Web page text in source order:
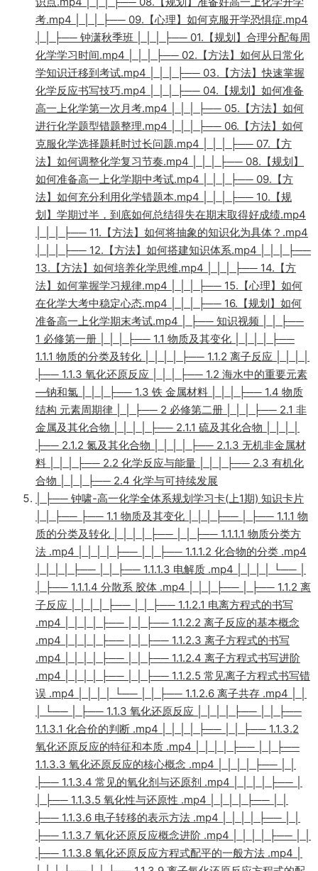
考.mp4 │ │ │ ├── 09.【心理】如何克服开学恐惧症.mp4
│ │ ├── 钟潇秋季班 │ │ │ ├── 01.【规划】合理分配每周
化学学习时间.mp4 │ │ │ ├── 02.【方法】如何从日常化
学知识迁移到考试.mp4 │ │ │ ├── 03.【方法】快速掌握
化学反应书写技巧.mp4 │ │ │ ├── 04.【规划】如何准备
高一上化学第一次月考.mp4 │ │ │ ├── 05.【方法】如何
进行化学题型错题整理.mp4 │ │ │ ├── 06.【方法】如何
克服化学选择题耗时过长问题.mp4 │ │ │ ├── 07.【方
法】如何调整化学复习节奏.mp4 │ │ │ ├── 08.【规划】
如何准备高一上化学期中考试.mp4 │ │ │ ├── 09.【方
法】如何充分利用化学错题本.mp4 │ │ │ ├── 10.【规
划】学期过半，到底如何总结得失在期末取得好成绩.mp4
│ │ │ ├── 11.【方法】如何将抽象的知识化为具体？.mp4
│ │ │ ├── 12.【方法】如何搭建知识体系.mp4 │ │ │ ├──
13.【方法】如何培养化学思维.mp4 │ │ │ ├── 14.【方
法】如何掌握学习规律.mp4 │ │ │ ├── 15.【心理】如何
在化学大考中稳定心态.mp4 │ │ │ ├── 16.【规划】如何
准备高一上化学期末考试.mp4 │ ├── 知识视频 │ │ ├──
1 必修第一册 │ │ │ ├── 1.1 物质及其变化 │ │ │ │ ├──
1.1.1 物质的分类及转化 │ │ │ │ ├── 1.1.2 离子反应 │ │ │ │
├── 1.1.3 氧化还原反应 │ │ │ ├── 1.2 海水中的重要元素
—钠和氯 │ │ │ ├── 1.3 铁 金属材料 │ │ │ ├── 1.4 物质
结构 元素周期律 │ │ ├── 2 必修第二册 │ │ │ ├── 2.1 非
金属及其化合物 │ │ │ │ ├── 2.1.1 硫及其化合物 │ │ │ │
├── 2.1.2 氮及其化合物 │ │ │ │ ├── 2.1.3 无机非金属材
料 │ │ │ ├── 2.2 化学反应与能量 │ │ │ ├── 2.3 有机化
合物 │ │ │ ├── 2.4 化学与可持续发展
│ ├── 钟啸-高一化学全体系规划学习卡(上1期) 知识卡片
│ │ ├── ├── 1.1 物质及其变化 │ │ │ ├── │ ├── 1.1.1 物
质的分类及转化 │ │ │ │ ├── │ │ ├── 1.1.1.1 物质分类方
法 .mp4 │ │ │ │ ├── │ │ ├── 1.1.1.2 化合物的分类 .mp4
│ │ │ │ ├── │ │ ├── 1.1.1.3 电解质 .mp4 │ │ │ │ └── │
│ ├── 1.1.1.4 分散系 胶体 .mp4 │ │ │ ├── │ ├── 1.1.2 离
子反应 │ │ │ │ ├── │ │ ├── 1.1.2.1 电离方程式的书写
.mp4 │ │ │ │ ├── │ │ ├── 1.1.2.2 离子反应的基本概念
.mp4 │ │ │ │ ├── │ │ ├── 1.1.2.3 离子方程式的书写
.mp4 │ │ │ │ ├── │ │ ├── 1.1.2.4 离子方程式书写进阶
.mp4 │ │ │ │ ├── │ │ ├── 1.1.2.5 常见离子方程式书写错
误 .mp4 │ │ │ │ └── │ │ ├── 1.1.2.6 离子共存 .mp4 │ │
│ └── │ ├── 1.1.3 氧化还原反应 │ │ │ │ ├── │ │ ├──
1.1.3.1 化合价的判断 .mp4 │ │ │ │ ├── │ │ ├── 1.1.3.2
氧化还原反应的特征和本质 .mp4 │ │ │ │ ├── │ │ ├──
1.1.3.3 氧化还原反应的核心概念 .mp4 │ │ │ │ ├── │ │
├── 1.1.3.4 常见的氧化剂与还原剂 .mp4 │ │ │ │ ├── │
│ ├── 1.1.3.5 氧化性与还原性 .mp4 │ │ │ │ ├── │ │
├── 1.1.3.6 电子转移的表示方法 .mp4 │ │ │ │ ├── │ │
├── 1.1.3.7 氧化还原反应概念进阶 .mp4 │ │ │ │ ├── │ │
├── 1.1.3.8 氧化还原反应方程式配平的一般方法 .mp4 │